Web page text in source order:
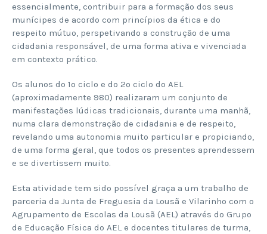
essencialmente, contribuir para a formação dos seus
munícipes de acordo com princípios da ética e do
respeito mútuo, perspetivando a construção de uma
cidadania responsável, de uma forma ativa e vivenciada
em contexto prático.
Os alunos do 1º ciclo e do 2º ciclo do AEL
(aproximadamente 980) realizaram um conjunto de
manifestações lúdicas tradicionais, durante uma manhã,
numa clara demonstração de cidadania e de respeito,
revelando uma autonomia muito particular e propiciando,
de uma forma geral, que todos os presentes aprendessem
e se divertissem muito.
Esta atividade tem sido possível graça a um trabalho de
parceria da Junta de Freguesia da Lousã e Vilarinho com o
Agrupamento de Escolas da Lousã (AEL) através do Grupo
de Educação Física do AEL e docentes titulares de turma,